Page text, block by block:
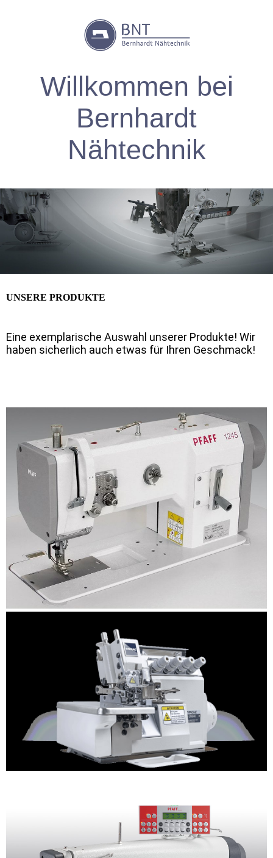
Willkommen bei
Bernhardt
Nähtechnik
UNSERE PRODUKTE
Eine exemplarische Auswahl unserer Produkte! Wir
haben sicherlich auch etwas für Ihren Geschmack!